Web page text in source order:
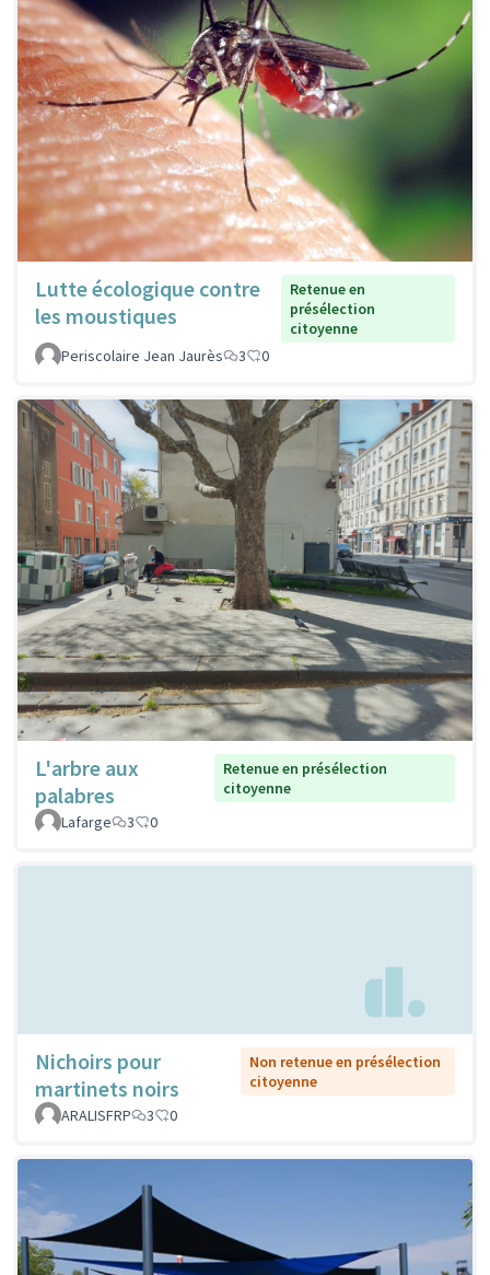
Lutte écologique contre
les moustiques
Retenue en
présélection
citoyenne
Periscolaire Jean Jaurès
3 0
L'arbre aux
palabres
Retenue en présélection
citoyenne
Lafarge
3 0
Nichoirs pour
martinets noirs
Non retenue en présélection
citoyenne
ARALISFRP
3 0